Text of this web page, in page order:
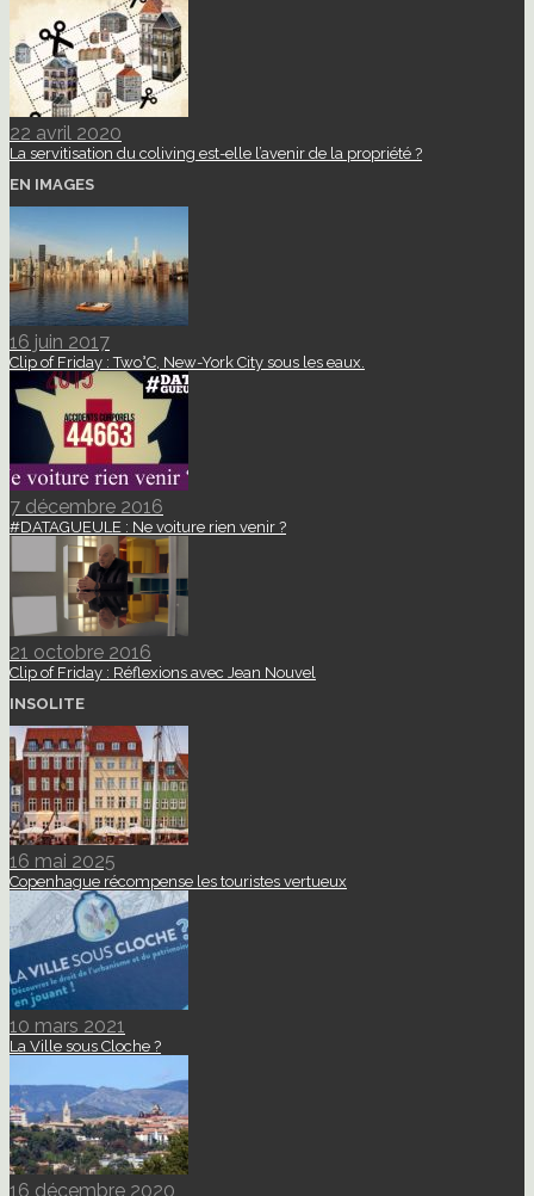
22 avril 2020
La servitisation du coliving est-elle l’avenir de la propriété ?
EN IMAGES
16 juin 2017
Clip of Friday : Two°C, New-York City sous les eaux.
7 décembre 2016
#DATAGUEULE : Ne voiture rien venir ?
21 octobre 2016
Clip of Friday : Réflexions avec Jean Nouvel
INSOLITE
16 mai 2025
Copenhague récompense les touristes vertueux
10 mars 2021
La Ville sous Cloche ?
16 décembre 2020